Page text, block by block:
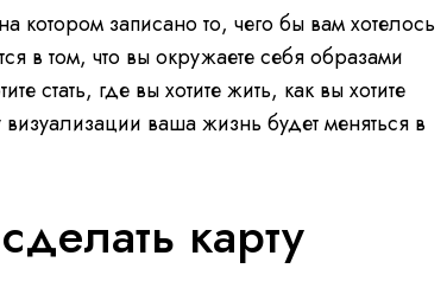
котором записано то, чего бы вам хотелось
в том, что вы окружаете себя образами
стать, где вы хотите жить, как вы хотите
визуализации ваша жизнь будет меняться в
карту